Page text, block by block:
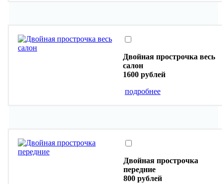
Двойная прострочка весь
салон
1600 рублей
подробнее
Двойная прострочка
передние
800 рублей